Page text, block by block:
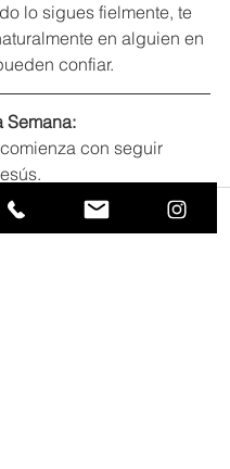
lo sigues fielmente, te
en alguien en
confiar.
Semana:
con seguir